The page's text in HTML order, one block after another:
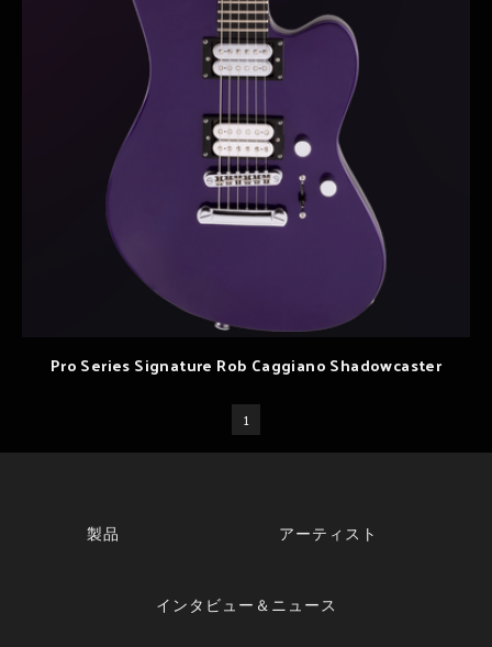
Pro Series Signature Rob Caggiano Shadowcaster
1
製品 アーティスト
インタビュー＆ニュース